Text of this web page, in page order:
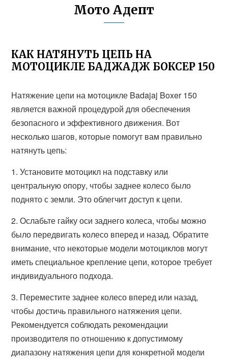
Мото Адепт
КАК НАТЯНУТЬ ЦЕПЬ НА
МОТОЦИКЛЕ БАДЖАДЖ БОКСЕР 150
Натяжение цепи на мотоцикле Badajaj Boxer 150
является важной процедурой для обеспечения
безопасного и эффективного движения. Вот
несколько шагов, которые помогут вам правильно
натянуть цепь:
1. Установите мотоцикл на подставку или
центральную опору, чтобы заднее колесо было
поднято с земли. Это облегчит доступ к цепи.
2. Ослабьте гайку оси заднего колеса, чтобы можно
было передвигать колесо вперед и назад. Обратите
внимание, что некоторые модели мотоциклов могут
иметь специальное крепление цепи, которое требует
индивидуального подхода.
3. Переместите заднее колесо вперед или назад,
чтобы достичь правильного натяжения цепи.
Рекомендуется соблюдать рекомендации
производителя по отношению к допустимому
диапазону натяжения цепи для конкретной модели